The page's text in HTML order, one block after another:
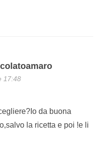
17:48
da buona
la ricetta e poi !e li